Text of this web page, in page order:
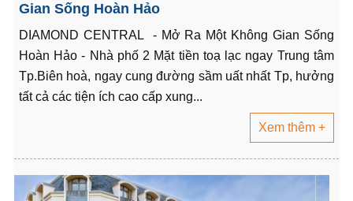
Gian Sống Hoàn Hảo
DIAMOND CENTRAL - Mở Ra Một Không Gian Sống
Hoàn Hảo - Nhà phố 2 Mặt tiền toạ lạc ngay Trung tâm
Tp.Biên hoà, ngay cung đường sầm uất nhất Tp, hưởng
tất cả các tiện ích cao cấp xung...
Xem thêm +